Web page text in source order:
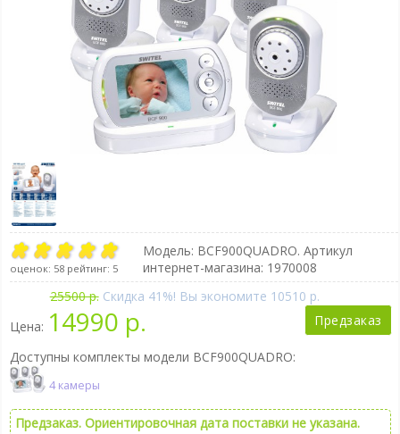
оценок: 58рейтинг: 5
Модель: BCF900QUADRO. Артикул
интернет-магазина: 1970008
25500 р.Cкидка 41%! Вы экономите 10510 р.
Цена: 14990 р. Предзаказ
Доступны комплекты модели BCF900QUADRO:
4 камеры
Предзаказ. Ориентировочная дата поставки не указана.